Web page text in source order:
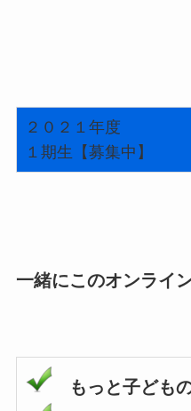
２０２１年度
１期生【募集中】
一緒にこのオンライ
もっと子ども